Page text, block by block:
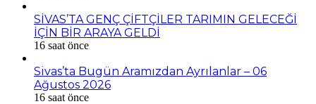
SİVAS’TA GENÇ ÇİFTÇİLER TARIMIN GELECEĞİ
İÇİN BİR ARAYA GELDİ
16 saat önce
Sivas’ta Bugün Aramızdan Ayrılanlar – 06
Ağustos 2026
16 saat önce